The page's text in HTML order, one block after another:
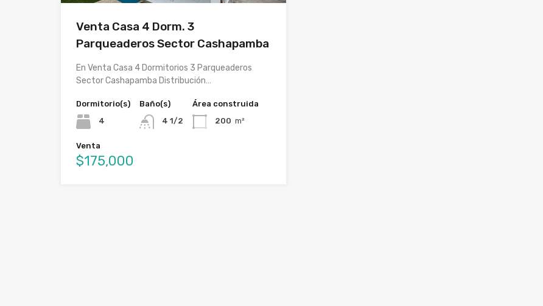
Venta Casa 4 Dorm. 3
Parqueaderos Sector Cashapamba
En Venta Casa 4 Dormitorios 3 Parqueaderos
Sector Cashapamba Distribución…
Dormitorio(s)
4
Baño(s)
4 1/2
Área construida
200 m²
Venta
$175,000